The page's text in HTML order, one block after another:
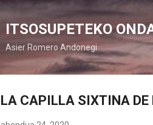
ITSOSUPETEKO
Asier Romero Andonegi
LA CAPILLA SIXTINA DE